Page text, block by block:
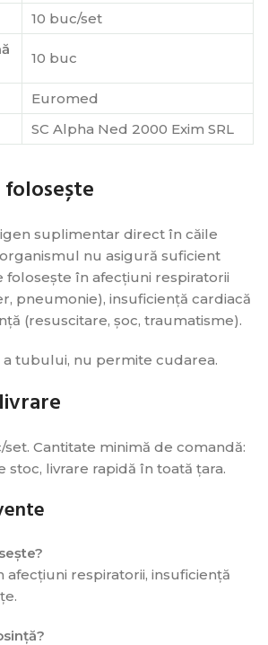
10 buc/set
10 buc
Euromed
SC Alpha Ned 2000 Exim SRL
suplimentar direct în căile
nu asigură suficient
folosește în afecțiuni respiratorii
pneumonie), insuficiență cardiacă
(resuscitare, șoc, traumatisme).
tubului, nu permite cudarea.
Cantitate minimă de comandă:
stoc, livrare rapidă în toată țara.
afecțiuni respiratorii, insuficiență